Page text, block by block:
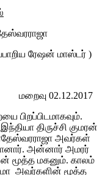
ரேஷன் மாஸ்டர் )
02.12.2017
திருச்சி குமரன்
அவர்கள்
அன்னார் அமரர்
மூத்த மகனும். காலம்
அவர்களின் மூத்த